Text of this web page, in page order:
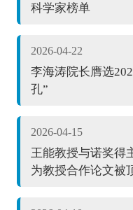
科学家榜单
2026-04-22
李海涛院长膺选
孔”
2026-04-15
王能教授与诺奖得
为教授合作论文被